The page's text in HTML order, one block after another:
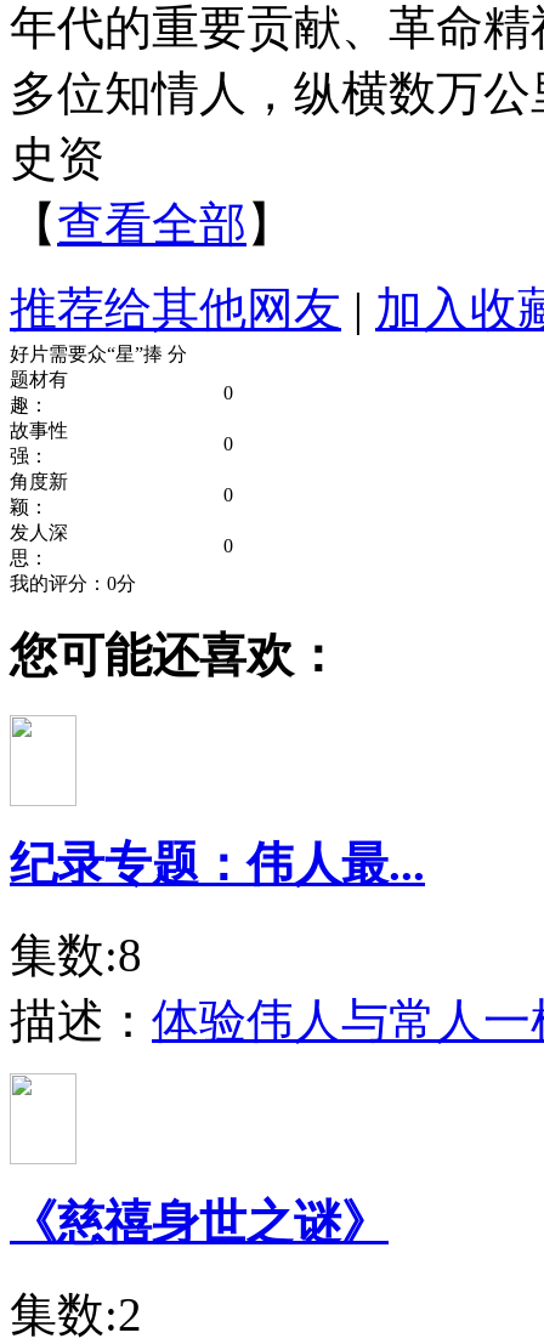
年代的重要贡献、革命
多位知情人，纵横数万
史资
【查看全部 】
推荐给其他网友 | 加入收
好片需要众“星”捧 分
题材有
趣：
0
故事性
强：
0
角度新
颖：
0
发人深
思：
0
我的评分： 0分
您可能还喜欢：
纪录专题：伟人最...
集数:8
描述： 体验伟人与常人
《慈禧身世之谜》
集数:2